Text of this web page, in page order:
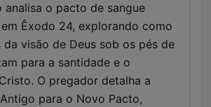
analisa o pacto de sangue
Êxodo 24, explorando como
da visão de Deus sob os pés de
para a santidade e o
O pregador detalha a
para o Novo Pacto,